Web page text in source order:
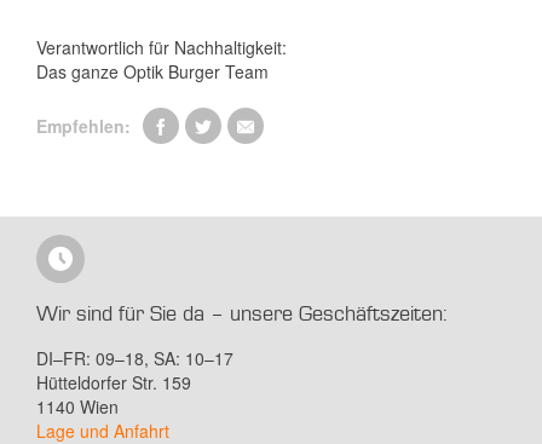
Verantwortlich für Nachhaltigkeit:
Das ganze Optik Burger Team
Empfehlen:
Wir sind für Sie da – unsere Geschäftszeiten:
DI–FR: 09–18, SA: 10–17
Hütteldorfer Str. 159
1140 Wien
Lage und Anfahrt